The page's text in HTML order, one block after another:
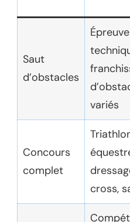
Saut
d’obstacles
Épreuve
variés
Concours
complet
cross,